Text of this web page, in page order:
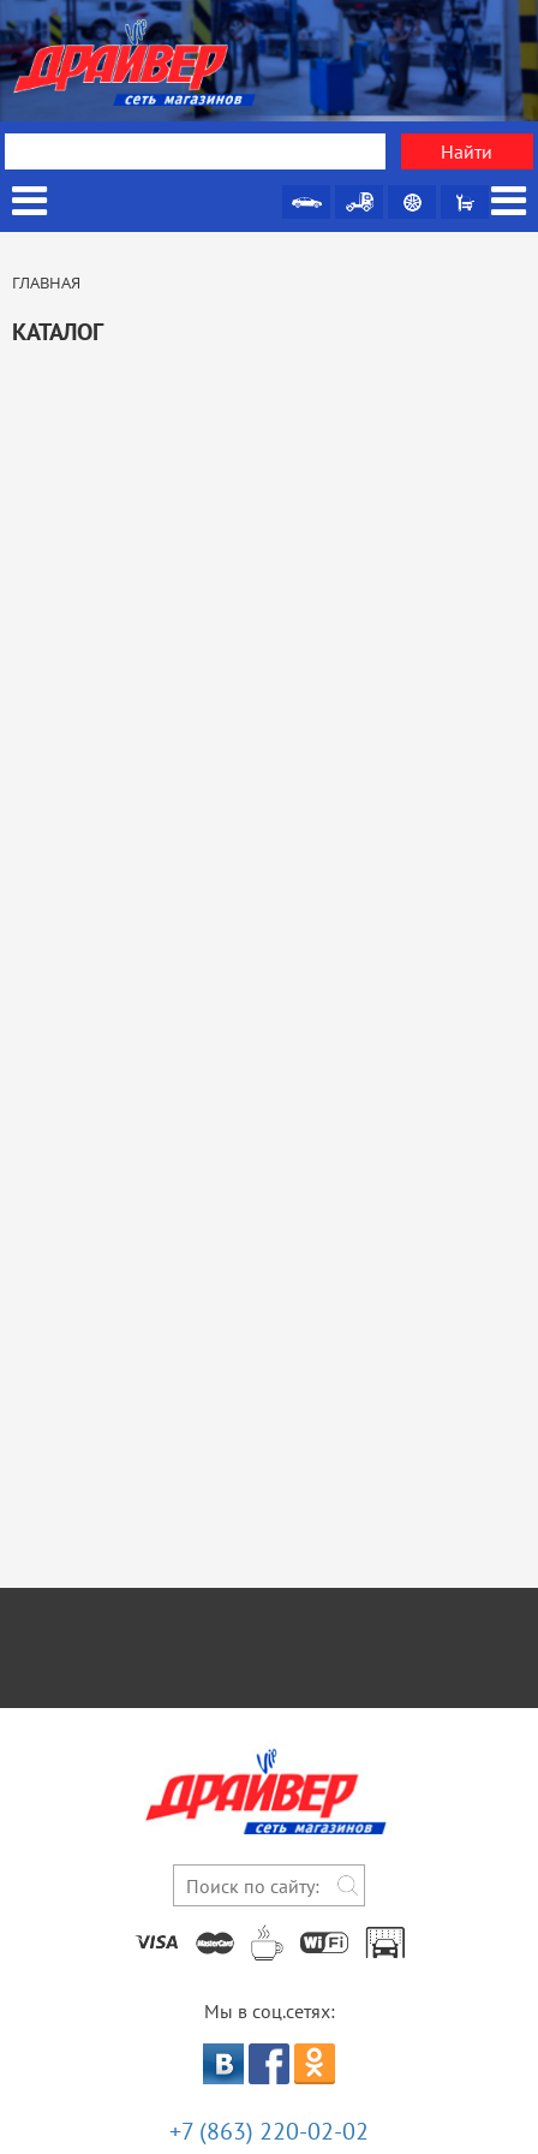
ГЛАВНАЯ
КАТАЛОГ
Мы в соц.сетях:
+7 (863) 220-02-02